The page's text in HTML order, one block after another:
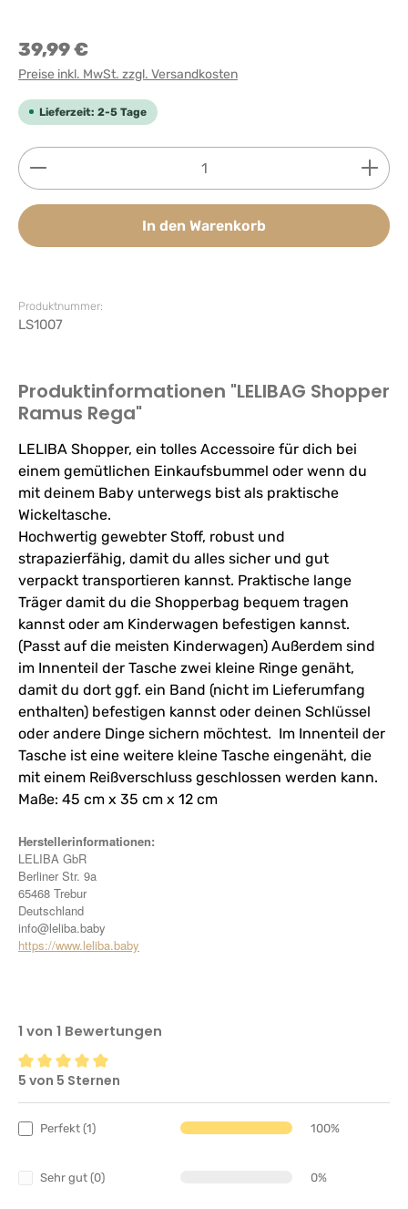
39,99 €
Preise inkl. MwSt. zzgl. Versandkosten
Lieferzeit: 2-5 Tage
Produkt Anzahl: Gib den gewünschten Wert ein
In den Warenkorb
Produktnummer:
LS1007
Produktinformationen "LELIBAG Shopper
Ramus Rega"
LELIBA Shopper, ein tolles Accessoire für dich bei
einem gemütlichen Einkaufsbummel oder wenn du
mit deinem Baby unterwegs bist als praktische
Wickeltasche.
Hochwertig gewebter Stoff, robust und
strapazierfähig, damit du alles sicher und gut
verpackt transportieren kannst. Praktische lange
Träger damit du die Shopperbag bequem tragen
kannst oder am Kinderwagen befestigen kannst.
(Passt auf die meisten Kinderwagen) Außerdem sind
im Innenteil der Tasche zwei kleine Ringe genäht,
damit du dort ggf. ein Band (nicht im Lieferumfang
enthalten) befestigen kannst oder deinen Schlüssel
oder andere Dinge sichern möchtest. Im Innenteil der
Tasche ist eine weitere kleine Tasche eingenäht, die
mit einem Reißverschluss geschlossen werden kann.
Maße: 45 cm x 35 cm x 12 cm
Herstellerinformationen:
LELIBA GbR
Berliner Str. 9a
65468 Trebur
Deutschland
info@leliba.baby
https://www.leliba.baby
1 von 1 Bewertungen
Durchschnittliche Bewertung von 5 von 5 Sternen
5 von 5 Sternen
Perfekt (1) 100%
Sehr gut (0) 0%